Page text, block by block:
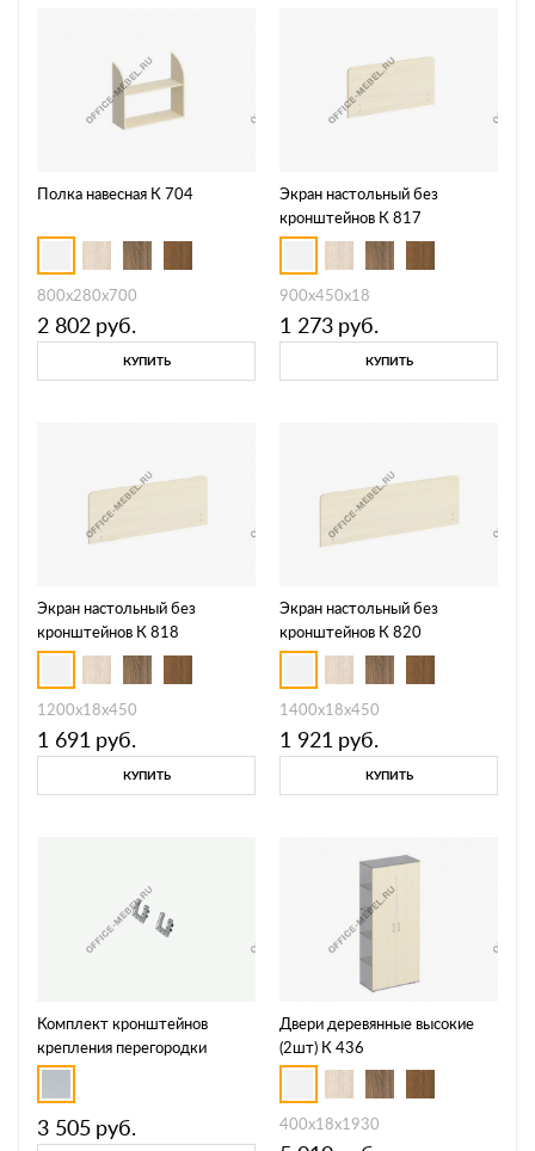
Полка навесная К 704
800x280x700
2 802 руб.
КУПИТЬ
Экран настольный без
кронштейнов К 817
900x450x18
1 273 руб.
КУПИТЬ
Экран настольный без
кронштейнов К 818
1200x18x450
1 691 руб.
КУПИТЬ
Экран настольный без
кронштейнов К 820
1400x18x450
1 921 руб.
КУПИТЬ
Комплект кронштейнов
крепления перегородки
настольной (2 шт.) КМ 481 ХР
3 505 руб.
Двери деревянные высокие
(2шт) К 436
400x18x1930